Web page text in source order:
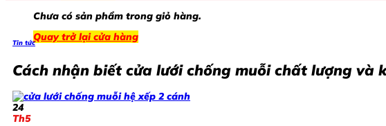
Chưa có sản phẩm trong giỏ hàng.
Quay trở lại cửa hàng
Tin tức
Cách nhận biết cửa lưới chống muỗi chất lượng và
24
Th5